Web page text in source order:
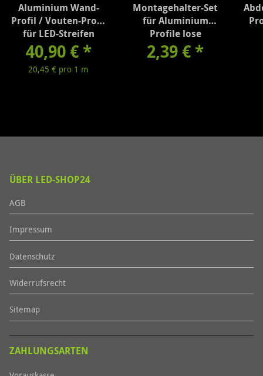
Aluminium Wand-
Profil / Vouten-Profil
für LED-Streifen
reinweiß 2m
40,90 € *
20,45 € pro 1 m
Montagehalter-Set
für Aluminium
Profile lose
2,39 € *
ÜBER LED-SHOP24
AGB
Impressum
Datenschutz
Widerrufsrecht
Sitemap
ZAHLUNGSARTEN